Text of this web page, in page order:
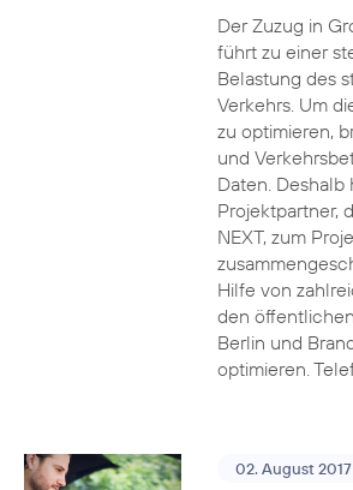
Der Zuzug in
führt zu einer
Belastung des
Verkehrs. Um
zu optimieren,
und
Daten.
Projektpartner,
NEXT, zum
Hilfe von
den
Berlin und
optimieren.
02. August 2017